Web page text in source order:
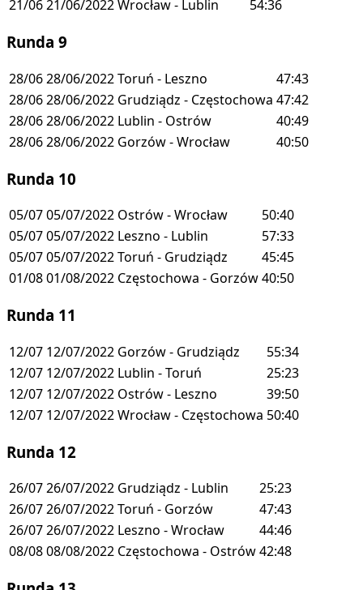
21/0621/06/2022Wrocław - Lublin 54:36
Runda 9
28/0628/06/2022Toruń - Leszno
47:43
28/0628/06/2022 Grudziądz - Częstochowa 47:42
28/0628/06/2022 Lublin - Ostrów
40:49
28/0628/06/2022 Gorzów - Wrocław 40:50
Runda 10
05/0705/07/2022 Ostrów - Wrocław
50:40
05/0705/07/2022 Leszno - Lublin
57:33
05/0705/07/2022Toruń - Grudziądz
45:45
01/0801/08/2022 Częstochowa - Gorzów40:50
Runda 11
12/07 12/07/2022 Gorzów - Grudziądz
55:34
12/07 12/07/2022 Lublin - Toruń
25:23
12/07 12/07/2022 Ostrów - Leszno
39:50
12/07 12/07/2022Wrocław - Częstochowa 50:40
Runda 12
26/0726/07/2022 Grudziądz - Lublin
25:23
26/0726/07/2022Toruń - Gorzów
47:43
26/0726/07/2022 Leszno - Wrocław
44:46
08/0808/08/2022 Częstochowa - Ostrów42:48